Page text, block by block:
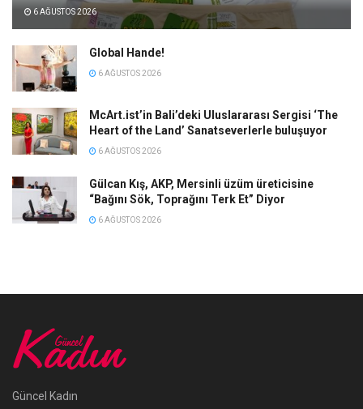
6 AĞUSTOS 2026
Global Hande!
6 AĞUSTOS 2026
McArt.ist’in Bali’deki Uluslararası Sergisi ‘The
Heart of the Land’ Sanatseverlerle buluşuyor
6 AĞUSTOS 2026
Gülcan Kış, AKP, Mersinli üzüm üreticisine
“Bağını Sök, Toprağını Terk Et” Diyor
6 AĞUSTOS 2026
Güncel Kadın